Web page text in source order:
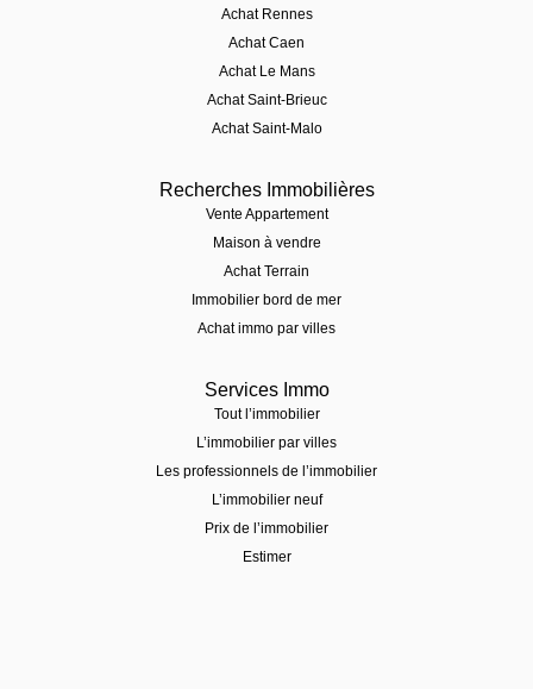
Achat Rennes
Achat Caen
Achat Le Mans
Achat Saint-Brieuc
Achat Saint-Malo
Recherches Immobilières
Vente Appartement
Maison à vendre
Achat Terrain
Immobilier bord de mer
Achat immo par villes
Services Immo
Tout l’immobilier
L’immobilier par villes
Les professionnels de l’immobilier
L’immobilier neuf
Prix de l’immobilier
Estimer